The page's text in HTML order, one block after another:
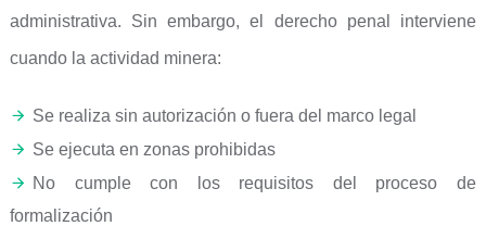
administrativa. Sin embargo, el derecho penal interviene
cuando la actividad minera:
Se realiza sin autorización o fuera del marco legal
Se ejecuta en zonas prohibidas
No cumple con los requisitos del proceso de
formalización